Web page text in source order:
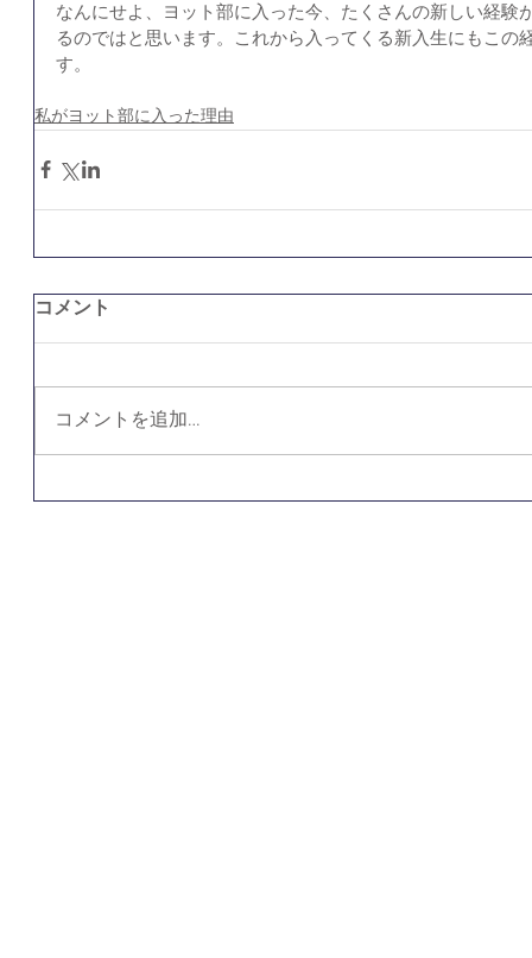
なんにせよ、ヨット部に入った今、たくさんの新しい経験
るのではと思います。これから入ってくる新入生にもこの
す。
私がヨット部に入った理由
コメント
コメントを追加…